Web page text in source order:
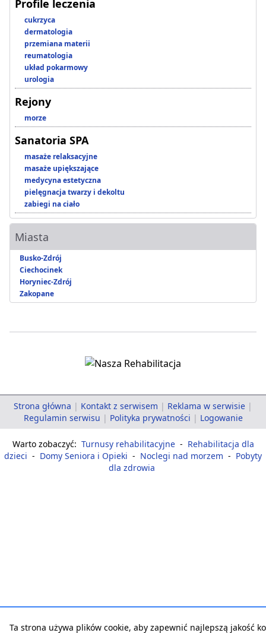
Profile leczenia
cukrzyca
dermatologia
przemiana materii
reumatologia
układ pokarmowy
urologia
Rejony
morze
Sanatoria SPA
masaże relaksacyjne
masaże upiększające
medycyna estetyczna
pielęgnacja twarzy i dekoltu
zabiegi na ciało
Miasta
Busko-Zdrój
Ciechocinek
Horyniec-Zdrój
Zakopane
Strona główna | Kontakt z serwisem | Reklama w serwisie |
Regulamin serwisu | Polityka prywatności | Logowanie
Warto zobaczyć: Turnusy rehabilitacyjne - Rehabilitacja dla
dzieci - Domy Seniora i Opieki - Noclegi nad morzem - Pobyty
dla zdrowia
Ta strona używa plików cookie, aby zapewnić najlepszą jakość